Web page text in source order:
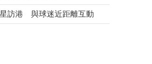
訪港 與球迷近距離互動